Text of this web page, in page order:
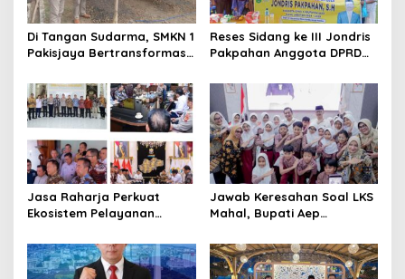
Di Tangan Sudarma, SMKN 1
Pakisjaya Bertransformasi
Modern, Produktif, dan
Berdaya Saing
Reses Sidang ke III Jondris
Pakpahan Anggota DPRD
Keluhkan Lampu Jalan
Jasa Raharja Perkuat
Ekosistem Pelayanan
Pemprov dan Polda Jambi
Jawab Keresahan Soal LKS
Mahal, Bupati Aep
SMP di Karawang